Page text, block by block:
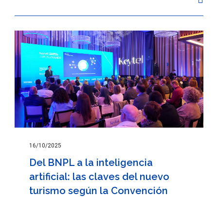
16/10/2025
Del BNPL a la inteligencia
artificial: las claves del nuevo
turismo según la Convención